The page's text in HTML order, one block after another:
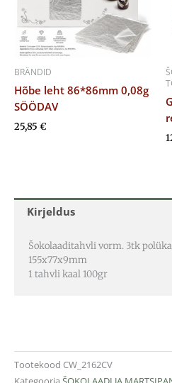
Kirjeldus
Šokolaaditahvli vorm. 3tk
155x77x9mm
1 tahvli kaal 100gr
Tootekood CW_2162CV
BRÄNDID
Hõbe leht 86*86mm 0,08g
SÖÖDAV
25,85 €